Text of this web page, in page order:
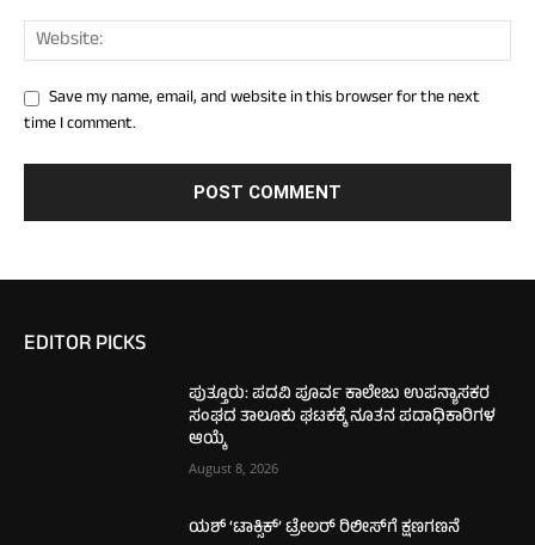
Save my name, email, and website in this browser for the next
time I comment.
EDITOR PICKS
ಪುತ್ತೂರು: ಪದವಿ ಪೂರ್ವ ಕಾಲೇಜು ಉಪನ್ಯಾಸಕರ
ಸಂಘದ ತಾಲೂಕು ಘಟಕಕ್ಕೆ ನೂತನ ಪದಾಧಿಕಾರಿಗಳ
ಆಯ್ಕೆ
August 8, 2026
ಯಶ್ ‘ಟಾಕ್ಸಿಕ್’ ಟ್ರೇಲರ್ ರಿಲೀಸ್‌ಗೆ ಕ್ಷಣಗಣನೆ